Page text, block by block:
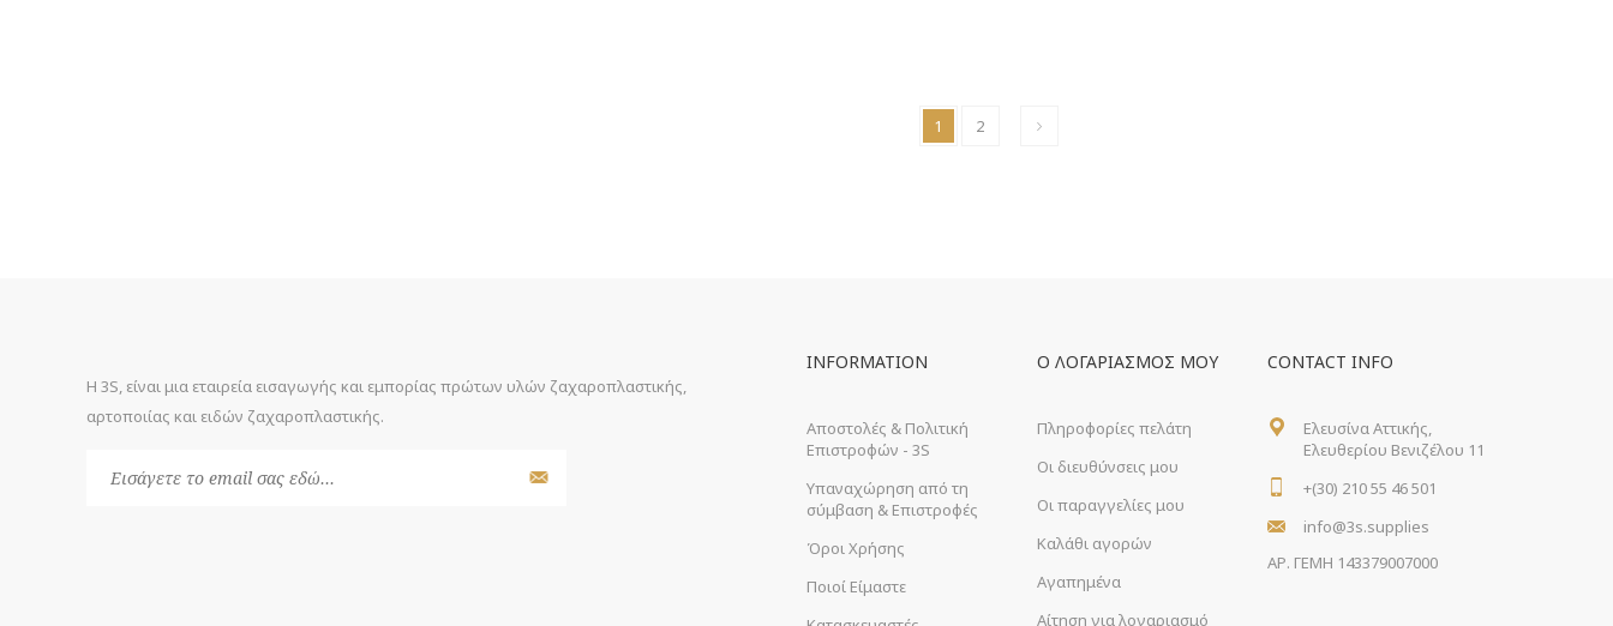
1 2
Η 3S, είναι μια εταιρεία εισαγωγής και εμπορίας πρώτων υλών ζαχαροπλαστικής,
αρτοποιίας και ειδών ζαχαροπλαστικής.
INFORMATION
Αποστολές & Πολιτική
Επιστροφών - 3S
Υπαναχώρηση από τη
σύμβαση & Επιστροφές
Όροι Χρήσης
Ποιοί Είμαστε
Ο ΛΟΓΑΡΙΑΣΜΌΣ ΜΟΥ
Πληροφορίες πελάτη
Οι διευθύνσεις μου
Οι παραγγελίες μου
Καλάθι αγορών
Αγαπημένα
Αίτηση για λογαριασμό
CONTACT INFO
Ελευσίνα Αττικής,
Ελευθερίου Βενιζέλου 11
+(30) 210 55 46 501
info@3s.supplies
ΑΡ. ΓΕΜΗ 143379007000